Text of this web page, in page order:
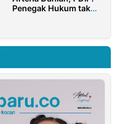
Penegak Hukum tak